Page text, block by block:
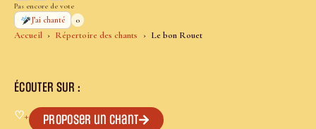
Accueil Répertoire des chants Le bon Rouet
Pas encore de vote
J’ai chanté
0
ÉCOUTER SUR :
♡+ Proposer un chant